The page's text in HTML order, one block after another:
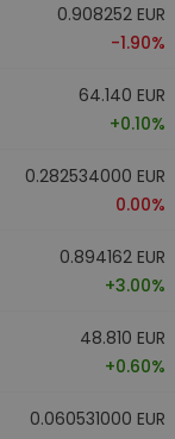
0.908252 EUR
-1.90%
64.140 EUR
+0.10%
0.282534000 EUR
0.00%
0.894162 EUR
+3.00%
48.810 EUR
+0.60%
0.060531000 EUR